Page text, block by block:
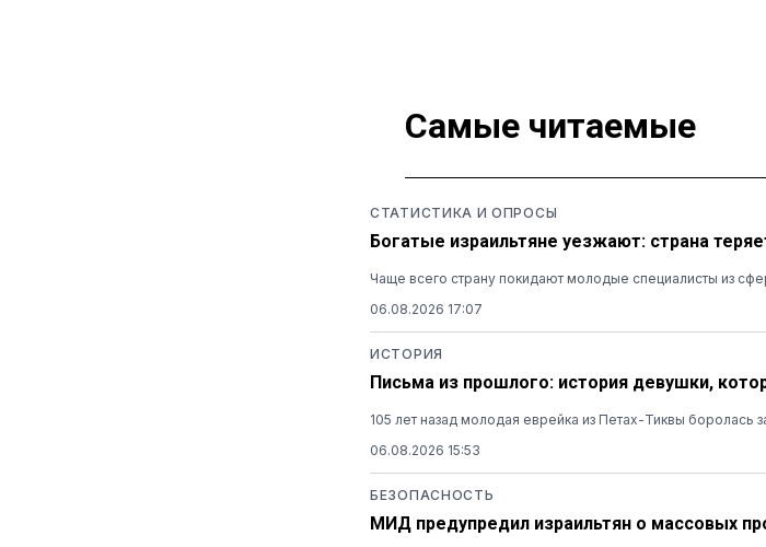
Самые читаемые
СТАТИСТИКА И ОПРОСЫ
Богатые израильтяне уезжают: страна
Чаще всего страну покидают молодые специалисты из
06.08.2026 17:07
ИСТОРИЯ
Письма из прошлого: история девушки,
105 лет назад молодая еврейка из Петах-Тиквы боролась
06.08.2026 15:53
БЕЗОПАСНОСТЬ
МИД предупредил израильтян о массовых